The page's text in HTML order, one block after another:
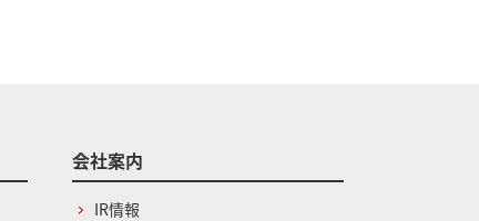
会社案内
IR情報